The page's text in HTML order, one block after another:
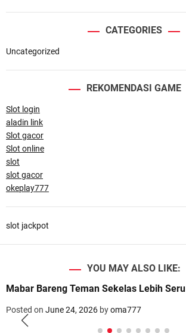
CATEGORIES
Uncategorized
REKOMENDASI GAME
Slot login
aladin link
Slot gacor
Slot online
slot
slot gacor
okeplay777
slot jackpot
YOU MAY ALSO LIKE:
Mabar Bareng Teman Sekelas Lebih Seru
Posted on June 24, 2026 byoma777